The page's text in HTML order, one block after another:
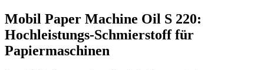
Mobil Paper Machine Oil S 220:
Hochleistungs-Schmierstoff für
Papiermaschinen